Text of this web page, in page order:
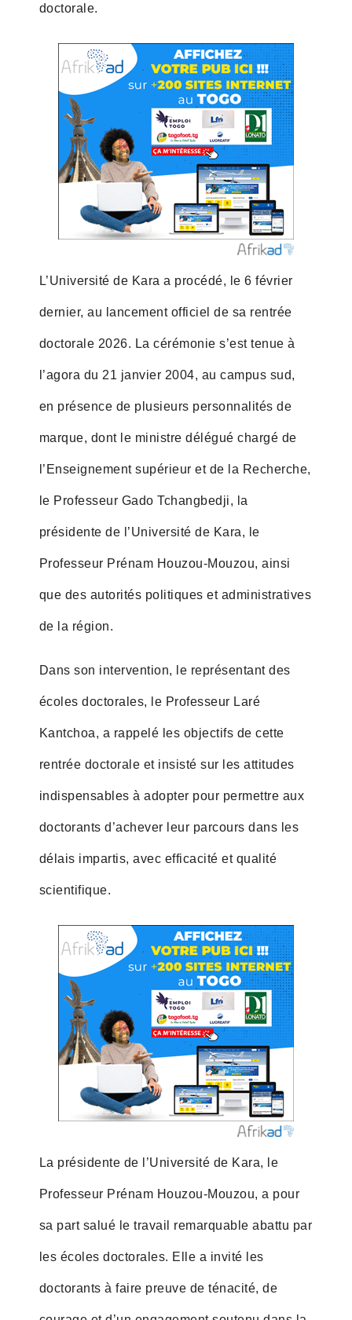
doctorale.
L’Université de Kara a procédé, le 6 février
dernier, au lancement officiel de sa rentrée
doctorale 2026. La cérémonie s’est tenue à
l’agora du 21 janvier 2004, au campus sud,
en présence de plusieurs personnalités de
marque, dont le ministre délégué chargé de
l’Enseignement supérieur et de la Recherche,
le Professeur Gado Tchangbedji, la
présidente de l’Université de Kara, le
Professeur Prénam Houzou-Mouzou, ainsi
que des autorités politiques et administratives
de la région.
Dans son intervention, le représentant des
écoles doctorales, le Professeur Laré
Kantchoa, a rappelé les objectifs de cette
rentrée doctorale et insisté sur les attitudes
indispensables à adopter pour permettre aux
doctorants d’achever leur parcours dans les
délais impartis, avec efficacité et qualité
scientifique.
La présidente de l’Université de Kara, le
Professeur Prénam Houzou-Mouzou, a pour
sa part salué le travail remarquable abattu par
les écoles doctorales. Elle a invité les
doctorants à faire preuve de ténacité, de